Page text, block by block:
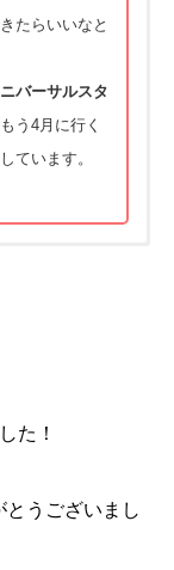
たらいいなと
バーサルスタ
う4月に行く
ています。
た！
うございまし